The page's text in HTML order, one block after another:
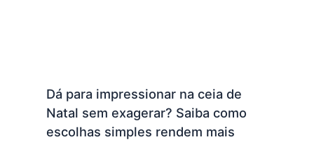
Dá para impressionar na ceia de
Natal sem exagerar? Saiba como
escolhas simples rendem mais